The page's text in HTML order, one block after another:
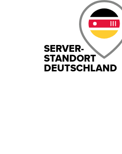
SERVER-
STANDORT
DEUTSCHLAND